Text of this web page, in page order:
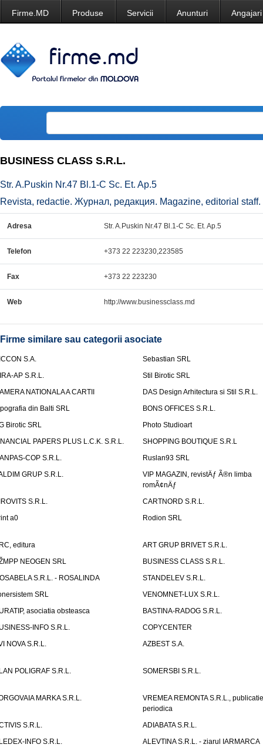
Firme.MD Produse Servicii Anunturi Angajari
BUSINESS CLASS S.R.L.
Str. A.Puskin Nr.47 Bl.1-C Sc. Et. Ap.5
Revista, redactie. Журнал, редакция. Magazine, editorial staff.
Adresa Str. A.Puskin Nr.47 Bl.1-C Sc. Et. Ap.5
Telefon +373 22 223230,223585
Fax +373 22 223230
Web http://www.businessclass.md
Firme similare sau categorii asociate
S.A.
Sebastian SRL
AP S.R.L.
Stil Birotic SRL
NATIONALA A CARTII
DAS Design Arhitectura si Stil S.R.L.
din Balti SRL
BONS OFFICES S.R.L.
Birotic SRL
Photo Studioart
PAPERS PLUS L.C.K. S.R.L.
SHOPPING BOUTIQUE S.R.L
COP S.R.L.
Ruslan93 SRL
GRUP S.R.L.
VIP MAGAZIN, revistÄƒ Ã®n limba
romÃ¢nÄƒ
S.R.L.
CARTNORD S.R.L.
a0
Rodion SRL
editura
ART GRUP BRIVET S.R.L.
NEOGEN SRL
BUSINESS CLASS S.R.L.
S.R.L. - ROSALINDA
STANDELEV S.R.L.
SRL
VENOMNET-LUX S.R.L.
asociatia obsteasca
BASTINA-RADOG S.R.L.
INFO S.R.L.
COPYCENTER
NOVA S.R.L.
AZBEST S.A.
POLIGRAF S.R.L. SOMERSBI S.R.L.
MARKA S.R.L.
VREMEA REMONTA S.R.L., publicatie
periodica
S.R.L.
ADIABATA S.R.L.
INFO S.R.L.
ALEVTINA S.R.L. - ziarul IARMARCA